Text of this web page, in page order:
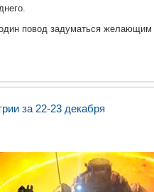
повод задуматься желающим
за 22-23 декабря